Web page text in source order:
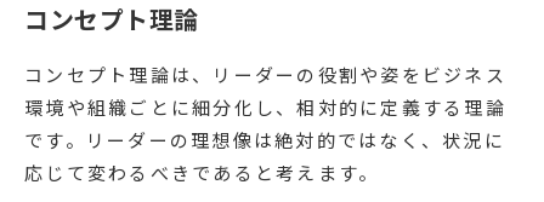
コンセプト理論
コンセプト理論は、リーダーの役割や姿をビジネス
環境や組織ごとに細分化し、相対的に定義する理論
です。リーダーの理想像は絶対的ではなく、状況に
応じて変わるべきであると考えます。